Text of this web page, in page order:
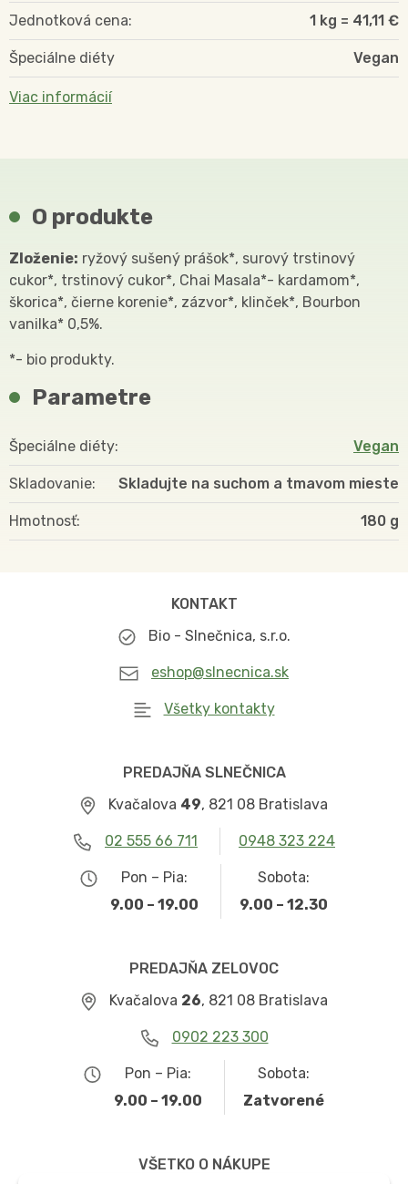
Jednotková cena: 1 kg = 41,11 €
Špeciálne diéty Vegan
Viac informácií
O produkte
Zloženie: ryžový sušený prášok*, surový trstinový
cukor*, trstinový cukor*, Chai Masala*- kardamom*,
škorica*, čierne korenie*, zázvor*, klinček*, Bourbon
vanilka* 0,5%.
*- bio produkty.
Parametre
Špeciálne diéty Vegan
Skladovanie Skladujte na suchom a tmavom mieste
Hmotnosť 180
KONTAKT
Bio - Slnečnica, s.r.o.
eshop@slnecnica.sk
Všetky kontakty
PREDAJŇA SLNEČNICA
Kvačalova 49, 821 08 Bratislava
02 555 66 711 0948 323 224
Pon – Pia:
9.00 – 19.00
Sobota:
9.00 – 12.30
PREDAJŇA ZELOVOC
Kvačalova 26, 821 08 Bratislava
0902 223 300
Pon – Pia:
9.00 – 19.00
Sobota:
Zatvorené
VŠETKO O NÁKUPE